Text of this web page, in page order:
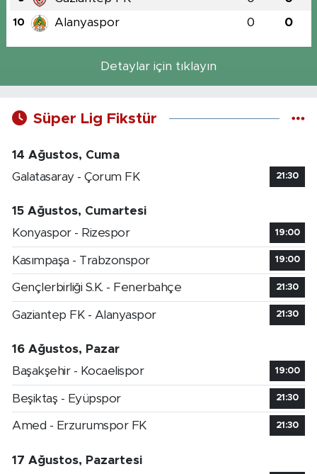
10 Alanyaspor 0 0
Detaylar için tıklayın
Süper Lig Fikstür
14 Ağustos, Cuma
Galatasaray - Çorum FK
21:30
15 Ağustos, Cumartesi
Konyaspor - Rizespor
19:00
Kasımpaşa - Trabzonspor 19:00
Gençlerbirliği S.K. - Fenerbahçe 21:30
Gaziantep FK - Alanyaspor 21:30
16 Ağustos, Pazar
Başakşehir - Kocaelispor
19:00
Beşiktaş - Eyüpspor 21:30
Amed - Erzurumspor FK 21:30
17 Ağustos, Pazartesi